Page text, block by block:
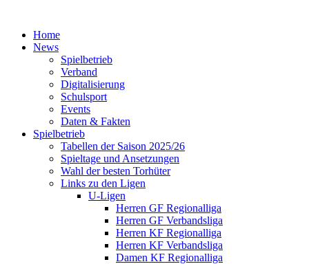
Home
News
Spielbetrieb
Verband
Digitalisierung
Schulsport
Events
Daten & Fakten
Spielbetrieb
Tabellen der Saison 2025/26
Spieltage und Ansetzungen
Wahl der besten Torhüter
Links zu den Ligen
U-Ligen
Herren GF Regionalliga
Herren GF Verbandsliga
Herren KF Regionalliga
Herren KF Verbandsliga
Damen KF Regionalliga